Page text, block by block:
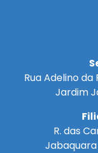
Rua Adelino
Jardim
R. das
Jabaquara